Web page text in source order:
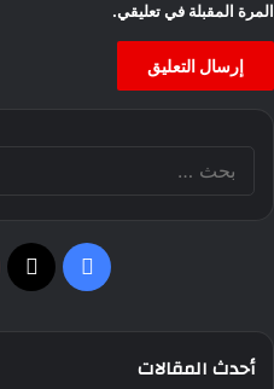
المرة المقبلة في تعليقي.
فيسبوك
أحدث المقالات